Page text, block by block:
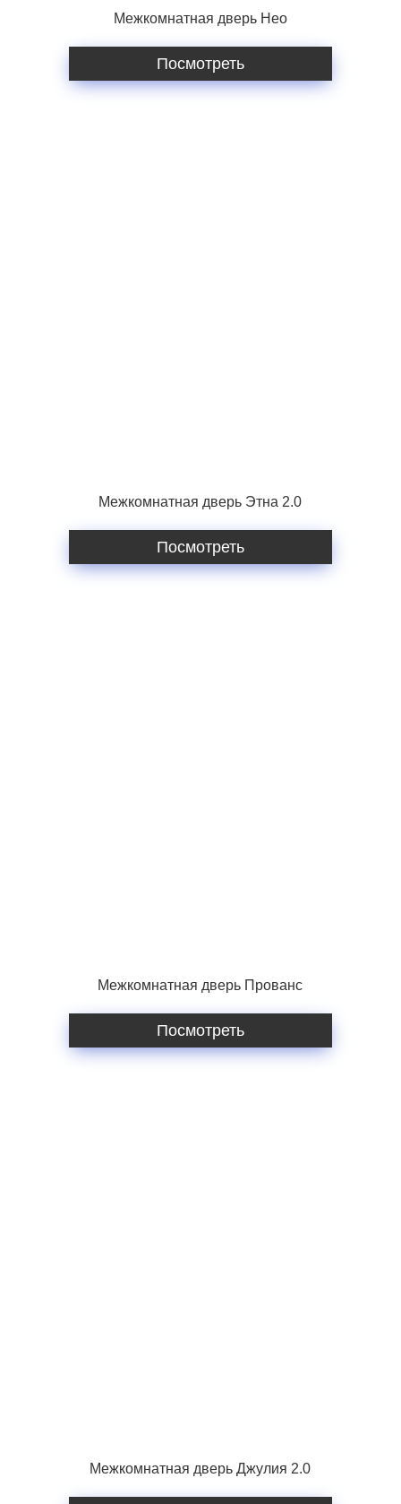
Межкомнатная дверь Нео
Посмотреть
Межкомнатная дверь Этна 2.0
Посмотреть
Межкомнатная дверь Прованс
Посмотреть
Межкомнатная дверь Джулия 2.0